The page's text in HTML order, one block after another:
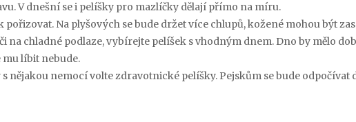
V dnešní se i pelíšky pro mazlíčky dělají přímo na míru.
Na plyšových se bude držet více chlupů, kožené mohou být
na chladné podlaze, vybírejte pelíšek s vhodným dnem. Dno by mělo
mu líbit nebude.
nějakou nemocí volte zdravotnické pelíšky. Pejskům se bude odpočívat